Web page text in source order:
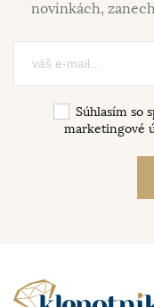
novinkách,
Súhlasím so
marketingové